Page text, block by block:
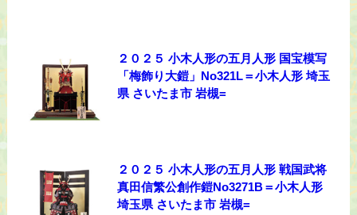
２０２５ 小木人形の五月人形 国宝模写
「梅飾り大鎧」No321L＝小木人形 埼玉
県 さいたま市 岩槻=
２０２５ 小木人形の五月人形 戦国武将
真田信繁公創作鎧No3271B＝小木人形
埼玉県 さいたま市 岩槻=